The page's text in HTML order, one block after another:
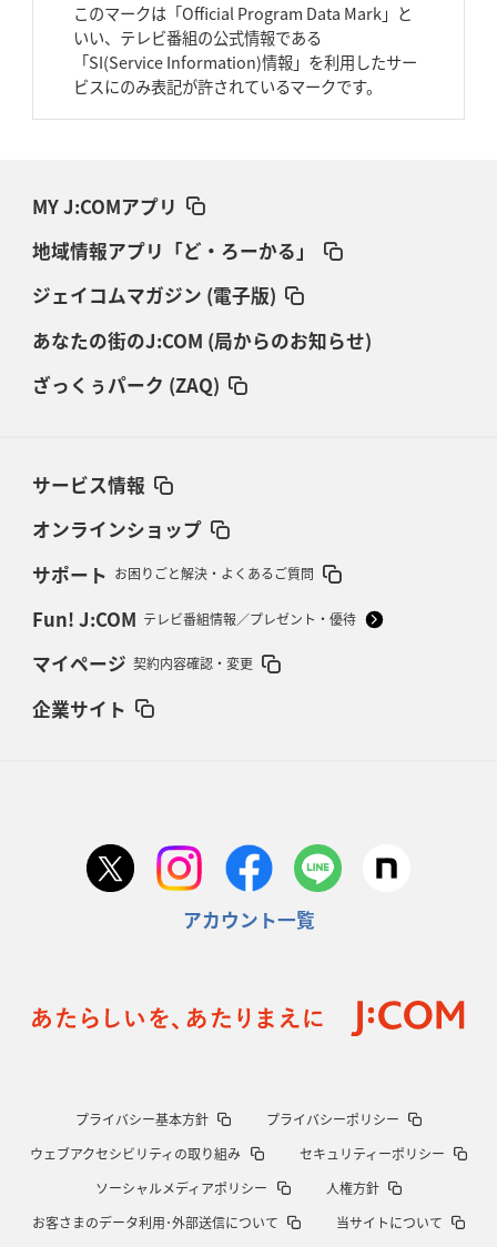
このマークは「Official Program Data Mark」と
いい、テレビ番組の公式情報である
「SI(Service Information)情報」を利用したサー
ビスにのみ表記が許されているマークです。
MY J:COMアプリ
地域情報アプリ「ど・ろーかる」
ジェイコムマガジン (電子版)
あなたの街のJ:COM (局からのお知らせ)
ざっくぅパーク (ZAQ)
サービス情報
オンラインショップ
サポート お困りごと解決・よくあるご質問
Fun! J:COM テレビ番組情報／プレゼント・優待
マイページ 契約内容確認・変更
企業サイト
アカウント一覧
プライバシー基本方針
プライバシーポリシー
ウェブアクセシビリティの取り組み
セキュリティーポリシー
ソーシャルメディアポリシー
人権方針
お客さまのデータ利用･外部送信について
当サイトについて